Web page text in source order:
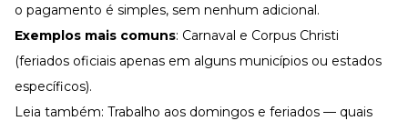
o pagamento é simples, sem nenhum adicional.
Exemplos mais comuns: Carnaval e Corpus Christi
(feriados oficiais apenas em alguns municípios ou estados
específicos).
Leia também: Trabalho aos domingos e feriados — quais